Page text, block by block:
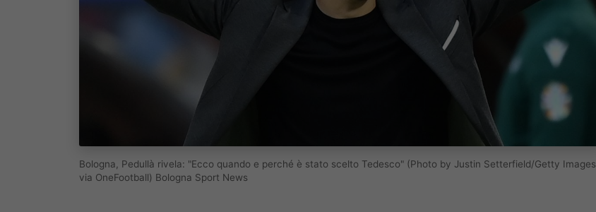
Bologna, Pedullà rivela: "Ecco quando e perché è stato scelto Tedesco" (Photo by Justin Setterfield/Getty Images
via OneFootball) Bologna Sport News